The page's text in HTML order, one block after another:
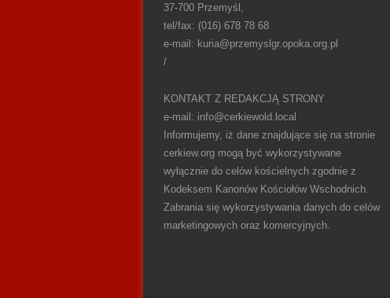
37-700 Przemyśl,
tel/fax: (016) 678 78 68
e-mail: kuria@przemyslgr.opoka.org.pl
/
KONTAKT Z REDAKCJĄ STRONY
e-mail: info@cerkiewold.local
Informujemy, iż dane znajdujące się na stronie
cerkiew.org mogą być wykorzystywane
wyłącznie do celów kościelnych zgodnie z
Kodeksem Kanonów Kościołów Wschodnich.
Zabrania się wykorzystywania danych do celów
marketingowych oraz komercyjnych.